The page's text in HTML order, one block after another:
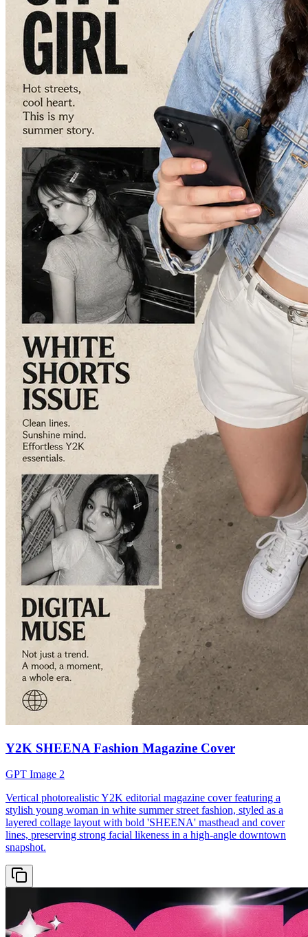
Y2K SHEENA Fashion Magazine Cover
GPT Image 2
Vertical photorealistic Y2K editorial magazine cover featuring a
stylish young woman in white summer street fashion, styled as a
layered collage layout with bold 'SHEENA' masthead and cover
lines, preserving strong facial likeness in a high-angle downtown
snapshot.